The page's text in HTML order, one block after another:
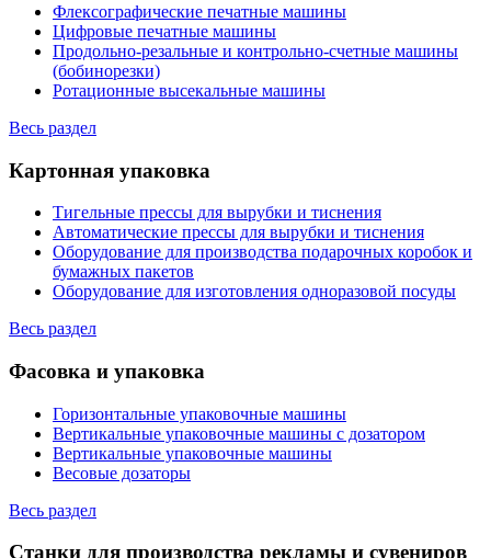
Флексографические печатные машины
Цифровые печатные машины
Продольно-резальные и контрольно-счетные машины
(бобинорезки)
Ротационные высекальные машины
Весь раздел
Картонная упаковка
Тигельные прессы для вырубки и тиснения
Автоматические прессы для вырубки и тиснения
Оборудование для производства подарочных коробок и
бумажных пакетов
Оборудование для изготовления одноразовой посуды
Весь раздел
Фасовка и упаковка
Горизонтальные упаковочные машины
Вертикальные упаковочные машины с дозатором
Вертикальные упаковочные машины
Весовые дозаторы
Весь раздел
Станки для производства рекламы и сувениров